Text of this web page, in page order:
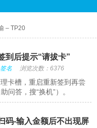
– TP20
到后提示“请拔卡”
名 浏览次数：6376
卡槽，重启重新签到再尝
问答，搜“换机”）。
码-输入金额后不出现屏